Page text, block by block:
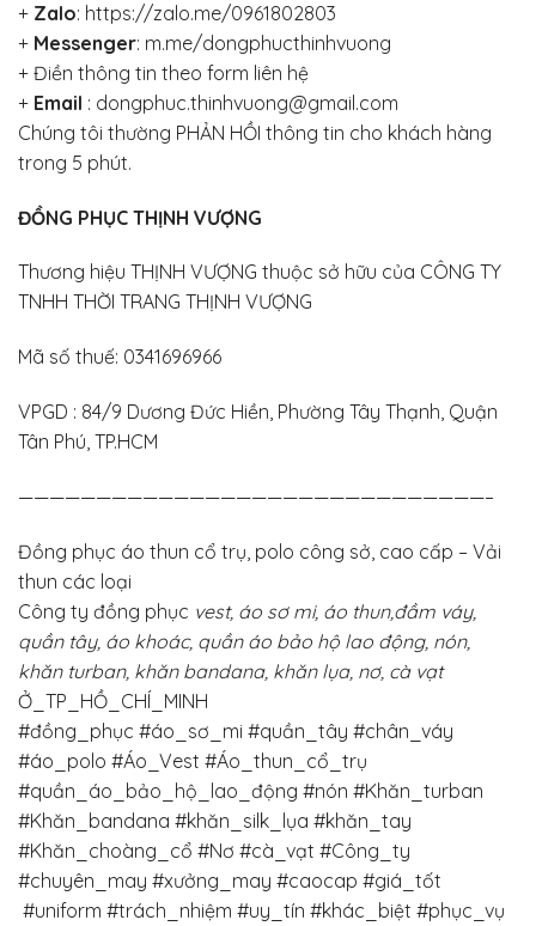
+ Zalo: https://zalo.me/0961802803
+ Messenger: m.me/dongphucthinhvuong
+ Điền thông tin theo form liên hệ
+ Email : dongphuc.thinhvuong@gmail.com
Chúng tôi thường PHẢN HỒI thông tin cho khách hàng
trong 5 phút.
ĐỒNG PHỤC THỊNH VƯỢNG
Thương hiệu THỊNH VƯỢNG thuộc sở hữu của CÔNG TY
TNHH THỜI TRANG THỊNH VƯỢNG
Mã số thuế: 0341696966
VPGD : 84/9 Dương Đức Hiền, Phường Tây Thạnh, Quận
Tân Phú, TP.HCM
——————————————————————————————–
Đồng phục áo thun cổ trụ, polo công sở, cao cấp – Vải
thun các loại
Công ty đồng phục vest, áo sơ mi, áo thun,đầm váy,
quần tây, áo khoác, quần áo bảo hộ lao động, nón,
khăn turban, khăn bandana, khăn lụa, nơ, cà vạt
Ở_TP_HỒ_CHÍ_MINH
#đồng_phục #áo_sơ_mi #quần_tây #chân_váy
#áo_polo #Áo_Vest #Áo_thun_cổ_trụ
#quần_áo_bảo_hộ_lao_động #nón #Khăn_turban
#Khăn_bandana #khăn_silk_lụa #khăn_tay
#Khăn_choàng_cổ #Nơ #cà_vạt #Công_ty
#chuyên_may #xưởng_may #caocap #giá_tốt
#uniform #trách_nhiệm #uy_tín #khác_biệt #phục_vụ